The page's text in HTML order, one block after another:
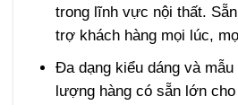
trong lĩnh vực nội thất.
trợ khách hàng mọi lúc,
Đa dạng kiểu dáng và
lượng hàng có sẵn lớn